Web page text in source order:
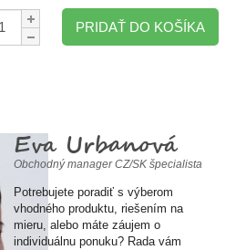
Množstvo:
PRIDAŤ DO KOŠÍKA
Eva Urbanová
Obchodný manager CZ/SK špecialista
Potrebujete poradiť s výberom
vhodného produktu, riešením na
mieru, alebo máte záujem o
individuálnu ponuku? Rada vám